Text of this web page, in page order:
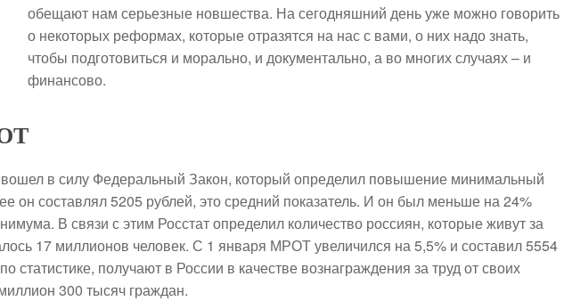
обещают нам серьезные новшества. На сегодняшний день уже можно говорить
о некоторых реформах, которые отразятся на нас с вами, о них надо знать,
чтобы подготовиться и морально, и документально, а во многих случаях – и
финансово.
в силу Федеральный Закон, который определил повышение минимальный
он составлял 5205 рублей, это средний показатель. И он был меньше на 24%
В связи с этим Росстат определил количество россиян, которые живут за
17 миллионов человек. С 1 января МРОТ увеличился на 5,5% и составил 5554
статистике, получают в России в качестве вознаграждения за труд от своих
300 тысяч граждан.